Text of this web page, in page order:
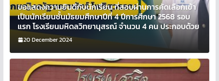
ขอแสดงความยินดีกับนักเรียน ที่สอบผ่านการคัดเลือกเข้า
เป็นนักเรียนชั้นมัธยมศึกษาปีที่ 4 ปีการศึกษา 2568 รอบ
แรก โรงเรียนมหิดลวิทยานุสรณ์ จำนวน 4 คน ประกอบด้วย
20 December 2024